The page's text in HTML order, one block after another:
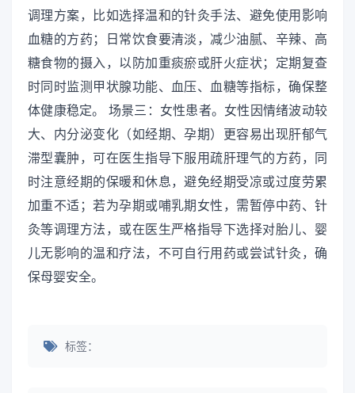
调理方案，比如选择温和的针灸手法、避免使用影响
血糖的方药；日常饮食要清淡，减少油腻、辛辣、高
糖食物的摄入，以防加重痰瘀或肝火症状；定期复查
时同时监测甲状腺功能、血压、血糖等指标，确保整
体健康稳定。 场景三：女性患者。女性因情绪波动较
大、内分泌变化（如经期、孕期）更容易出现肝郁气
滞型囊肿，可在医生指导下服用疏肝理气的方药，同
时注意经期的保暖和休息，避免经期受凉或过度劳累
加重不适；若为孕期或哺乳期女性，需暂停中药、针
灸等调理方法，或在医生严格指导下选择对胎儿、婴
儿无影响的温和疗法，不可自行用药或尝试针灸，确
保母婴安全。
标签：